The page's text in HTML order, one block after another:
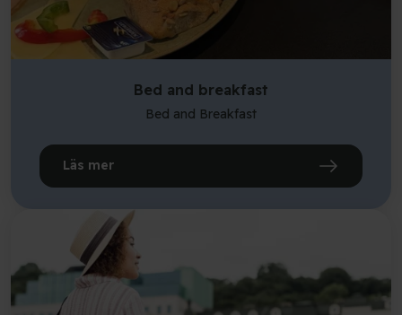
Bed and breakfast
Bed and Breakfast
Läs mer